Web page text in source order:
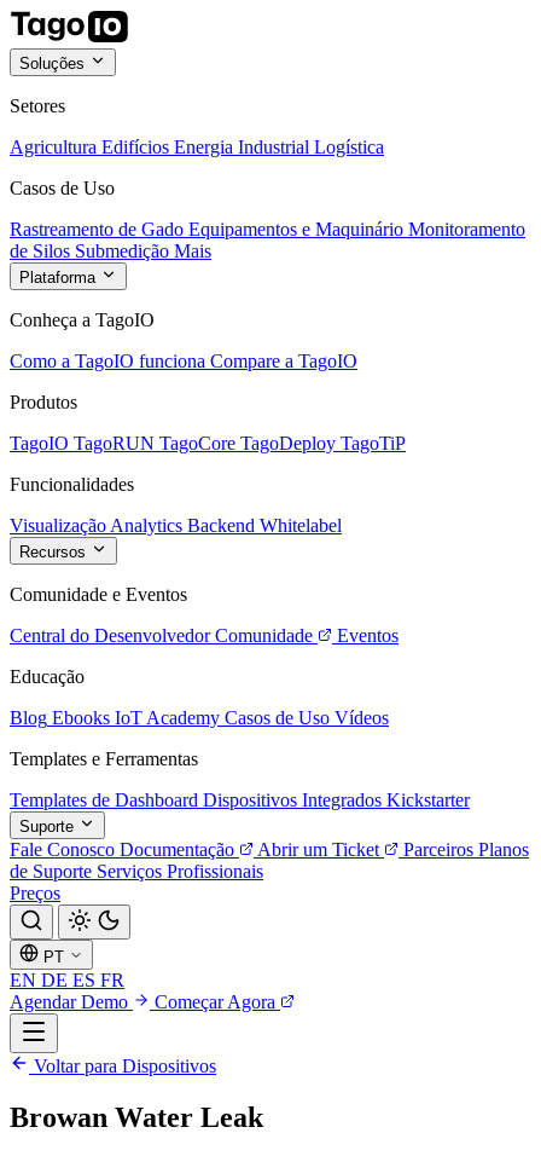
Soluções
Setores
Agricultura Edifícios Energia Industrial Logística
Casos de Uso
Rastreamento de Gado Equipamentos e Maquinário Monitoramento
de Silos Submedição Mais
Plataforma
Conheça a TagoIO
Como a TagoIO funciona Compare a TagoIO
Produtos
TagoIO TagoRUN TagoCore TagoDeploy TagoTiP
Funcionalidades
Visualização Analytics Backend Whitelabel
Recursos
Comunidade e Eventos
Central do Desenvolvedor Comunidade
Eventos
Educação
Blog Ebooks IoT Academy Casos de Uso Vídeos
Templates e Ferramentas
Templates de Dashboard Dispositivos Integrados Kickstarter
Suporte
Fale Conosco Documentação Abrir um Ticket Parceiros Planos
de Suporte Serviços Profissionais
Preços
PT
EN DE ES FR
Agendar Demo
Começar Agora
Voltar para Dispositivos
Browan Water Leak